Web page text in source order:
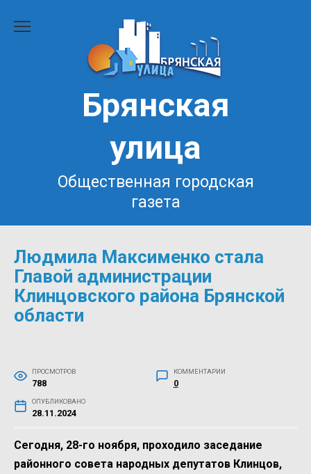
Брянская
улица
Общественная городская
газета
Людмила Максименко стала
Главой администрации
Клинцовского района Брянской
области
ПРОСМОТРОВ
788
КОММЕНТАРИИ
0
ОПУБЛИКОВАНО
28.11.2024
Сегодня, 28-го ноября, проходило заседание
районного совета народных депутатов Клинцов,